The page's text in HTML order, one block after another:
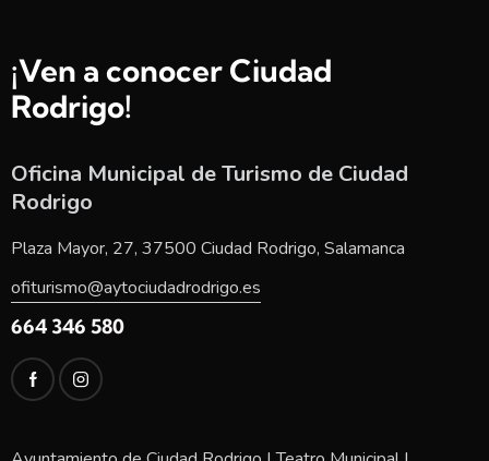
¡Ven a conocer Ciudad
Rodrigo!
Oficina Municipal de Turismo de Ciudad
Rodrigo
Plaza Mayor, 27, 37500 Ciudad Rodrigo, Salamanca
ofiturismo@aytociudadrodrigo.es
664 346 580